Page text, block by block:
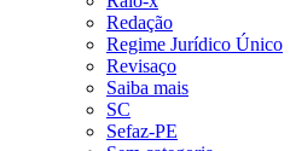
Redação
Regime Jurídico Único
Revisaço
Saiba mais
SC
Sefaz-PE